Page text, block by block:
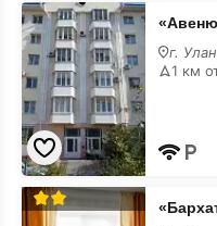
«Авеню»
гостиница
в
центре
г.
1 км
«Бархат»
гостиница